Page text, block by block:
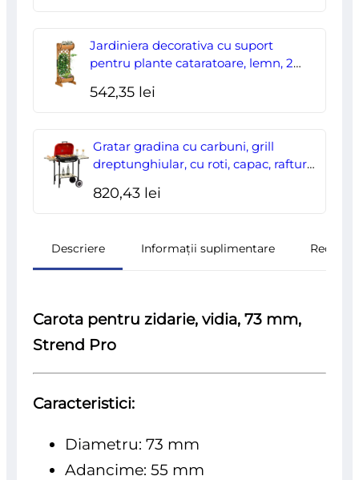
Jardiniera decorativa cu suport
pentru plante cataratoare, lemn, 2
542,35 lei
Gratar gradina cu carbuni, grill
dreptunghiular, cu roti, capac, rafturi,
820,43 lei
Descriere Informații suplimentare
Carota pentru zidarie, vidia, 73 mm,
Strend Pro
Caracteristici:
Diametru: 73 mm
Adancime: 55 mm